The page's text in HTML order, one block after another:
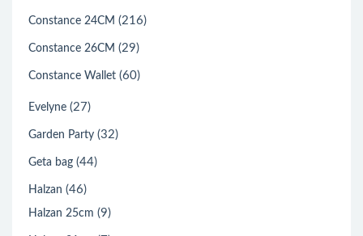
Constance 24CM (216)
Constance 26CM (29)
Constance Wallet (60)
Evelyne (27)
Garden Party (32)
Geta bag (44)
Halzan (46)
Halzan 25cm (9)